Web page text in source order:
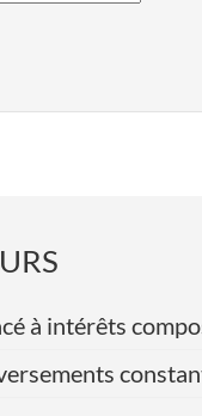
à intérêts